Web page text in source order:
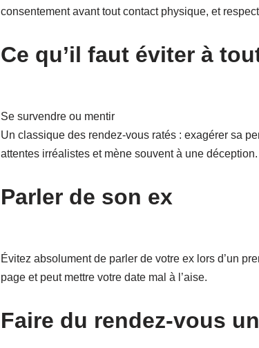
consentement avant tout contact physique, et
Ce qu’il faut éviter à
Se survendre ou mentir
Un classique des rendez-vous ratés : exagérer sa
attentes irréalistes et mène souvent à une
Parler de son ex
Évitez absolument de parler de votre ex lors d’un
page et peut mettre votre date mal à l’aise.
Faire du rendez-vous